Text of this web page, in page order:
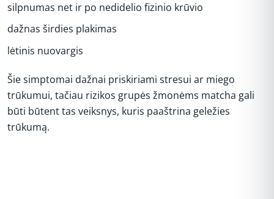
silpnumas net ir po nedidelio fizinio krūvio
dažnas širdies plakimas
lėtinis nuovargis
Šie simptomai dažnai priskiriami stresui ar miego
trūkumui, tačiau rizikos grupės žmonėms matcha gali
būti būtent tas veiksnys, kuris paaštrina geležies
trūkumą.